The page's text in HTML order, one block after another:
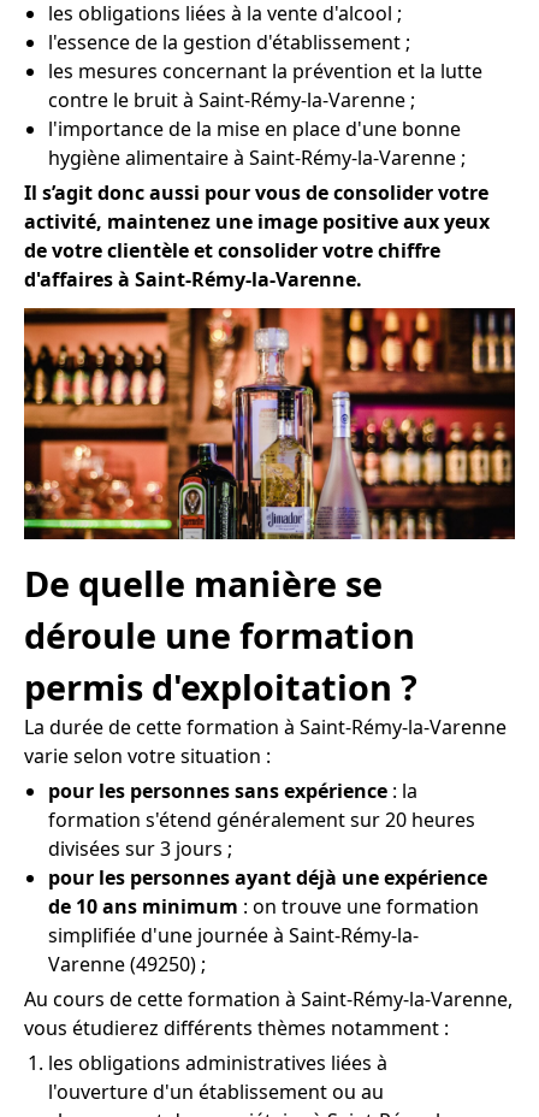
les obligations liées à la vente d'alcool ;
l'essence de la gestion d'établissement ;
les mesures concernant la prévention et la lutte
contre le bruit à Saint-Rémy-la-Varenne ;
l'importance de la mise en place d'une bonne
hygiène alimentaire à Saint-Rémy-la-Varenne ;
Il s’agit donc aussi pour vous de consolider votre
activité, maintenez une image positive aux yeux
de votre clientèle et consolider votre chiffre
d'affaires à Saint-Rémy-la-Varenne.
De quelle manière se
déroule une formation
permis d'exploitation ?
La durée de cette formation à Saint-Rémy-la-Varenne
varie selon votre situation :
pour les personnes sans expérience : la
formation s'étend généralement sur 20 heures
divisées sur 3 jours ;
pour les personnes ayant déjà une expérience
de 10 ans minimum : on trouve une formation
simplifiée d'une journée à Saint-Rémy-la-
Varenne (49250) ;
Au cours de cette formation à Saint-Rémy-la-Varenne,
vous étudierez différents thèmes notamment :
les obligations administratives liées à
l'ouverture d'un établissement ou au